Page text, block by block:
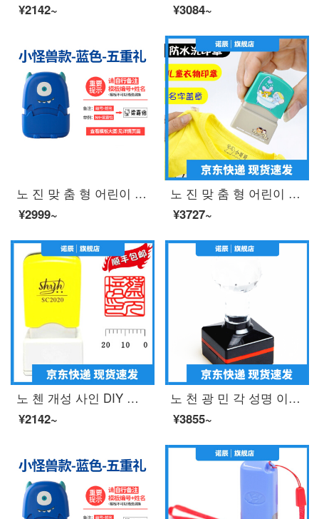
¥2142~
¥3084~
노 진 맞 춤 형 어린이 도장 유치원 아기 개학 옷 교복 방수 세탁 이름 붙 임 이름 도장 퇴색 하지 않 는 파란색 꼬마 몬스터
¥2999~
노 진 맞 춤 형 어린이 옷 도장 광 민 옷 도장 떨 음 같은 유치원 이름 붙 인 방수 세탁 물 빠짐 없 는 라 임 + 포장 박스
¥3727~
노 첸 개성 사인 DIY 만 차 광 민 인장 맞 춤 형 서화 장서 도장 사인 각 형 20 * 20mm 개인 이름 서명 날인 제작
¥2142~
노 천 광 민 각 성명 이름 장 QR 코드 도장 제작 도안 장 장서가 정방형 도장 사인 제작 25 * 25mm
¥3855~